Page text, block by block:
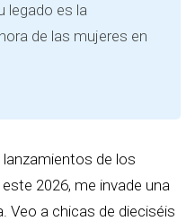
legado es la
de las mujeres en
de los
2026, me invade una
Veo a chicas de dieciséis